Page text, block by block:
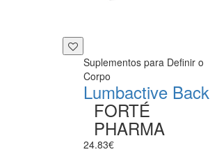
Suplementos para Definir o
Corpo
Lumbactive Back
FORTÉ
PHARMA
24.83€